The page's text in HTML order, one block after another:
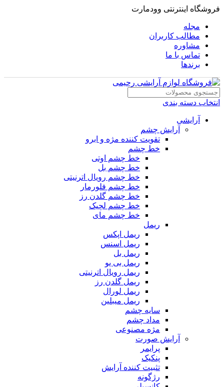
فروشگاه اینترنتی وودمارت
مجله
مطالب کاربران
مشاوره
تماس با ما
برندها
انتخاب دسته بندی
آرایشی
آرایش چشم
تقویت کننده مژه و ابرو
خط چشم
خط چشم اوتی
خط چشم بل
خط چشم رویال اترنیتی
خط چشم فلورمار
خط چشم گلدن رز
خط چشم لچیک
خط چشم مای
ریمل
ریمل اپکس
ریمل اسنس
ریمل بل
ریمل بی یو
ریمل رویال اترنیتی
ریمل گلدن رز
ریمل لورال
ریمل میبلین
سایه چشم
مداد چشم
مژه مصنوعی
آرایش صورت
پرایمر
پنکیک
تثبیت کننده آرایش
رژگونه